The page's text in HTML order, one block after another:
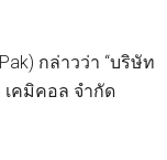
กล่าวว่า “บริษัท
คมิคอล จำกัด